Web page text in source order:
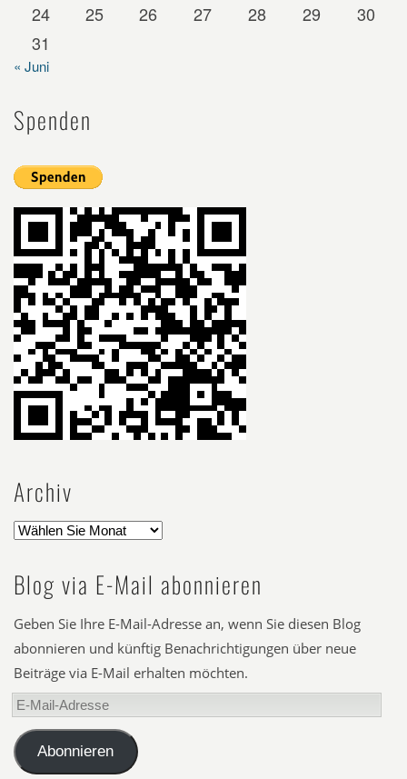
24 25 26 27 28 29
30
31
« Juni
Spenden
Archiv
Blog via E-Mail abonnieren
Geben Sie Ihre E-Mail-Adresse an, wenn Sie diesen Blog
abonnieren und künftig Benachrichtigungen über neue
Beiträge via E-Mail erhalten möchten.
E-
Mail-
AdresseAbonnieren